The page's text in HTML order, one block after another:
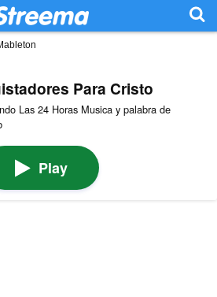
Para Cristo
Las 24 Horas Musica y palabra de
Play